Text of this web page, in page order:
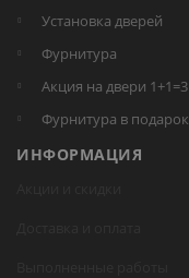
Установка дверей
Фурнитура
Акция на двери 1+1=3
Фурнитура в подарок
ИНФОРМАЦИЯ